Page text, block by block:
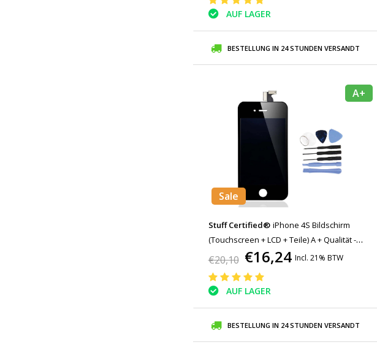
AUF LAGER
BESTELLUNG IN 24 STUNDEN VERSANDT
A+
Sale
Stuff Certified® iPhone 4S Bildschirm
(Touchscreen + LCD + Teile) A + Qualität -
Schwarz + Werkzeuge
€20,10 €16,24 Incl. 21% BTW
AUF LAGER
BESTELLUNG IN 24 STUNDEN VERSANDT